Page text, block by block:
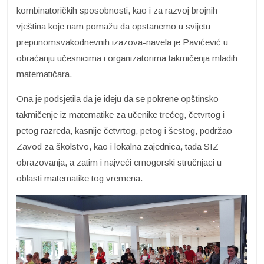
kombinatoričkih sposobnosti, kao i za razvoj brojnih
vještina koje nam pomažu da opstanemo u svijetu
prepunomsvakodnevnih izazova-navela je Pavićević u
obraćanju učesnicima i organizatorima takmičenja mladih
matematičara.
Ona je podsjetila da je ideju da se pokrene opštinsko
takmičenje iz matematike za učenike trećeg, četvrtog i
petog razreda, kasnije četvrtog, petog i šestog, podržao
Zavod za školstvo, kao i lokalna zajednica, tada SIZ
obrazovanja, a zatim i najveći crnogorski stručnjaci u
oblasti matematike tog vremena.